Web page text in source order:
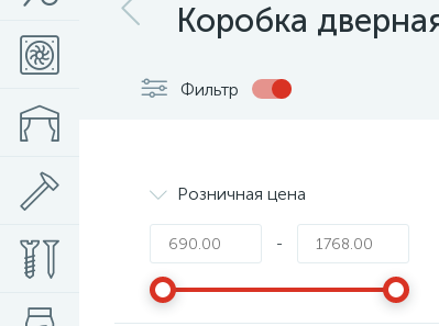
Коробка
Фильтр
Розничная цена
-